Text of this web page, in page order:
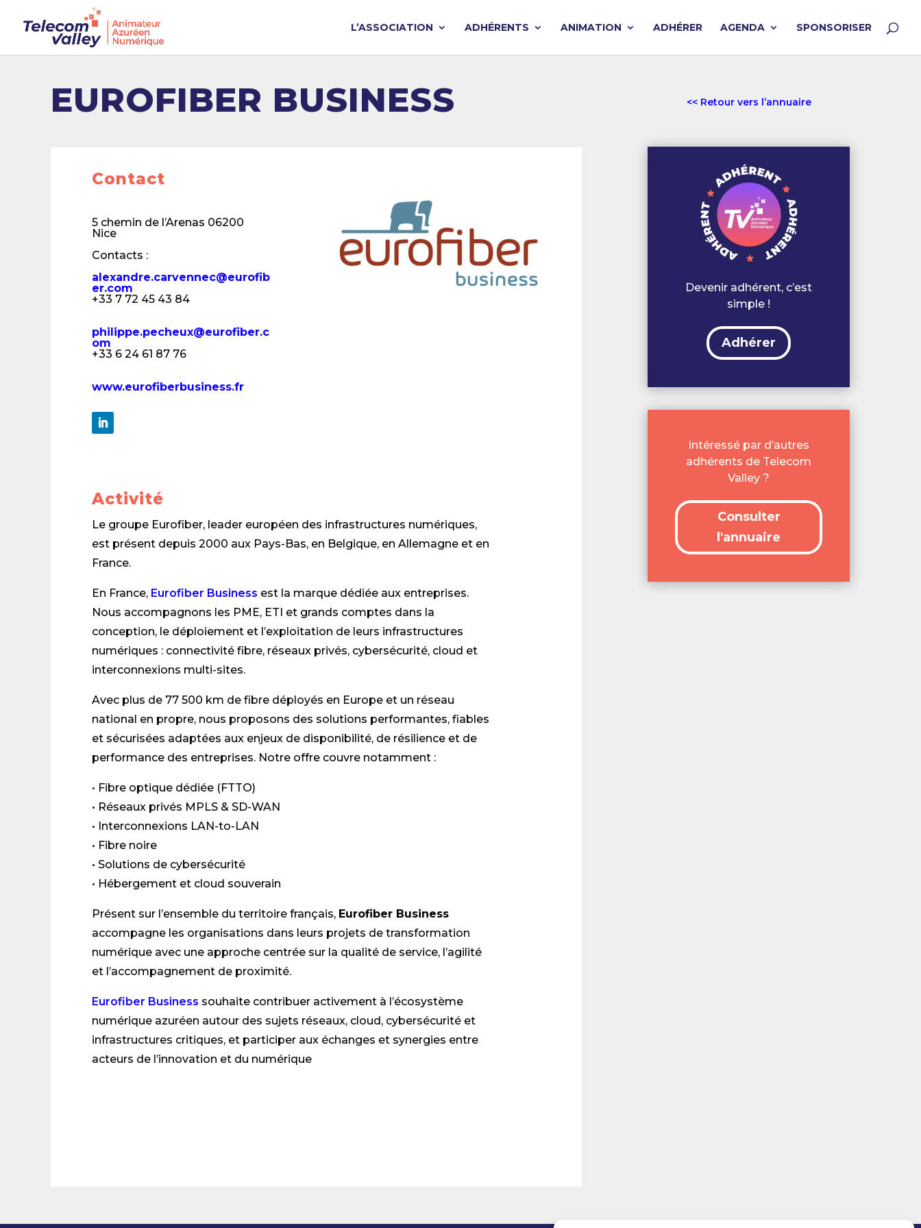
L’ASSOCIATION ADHÉRENTS ANIMATION ADHÉRER AGENDA SPONSORISER
EUROFIBER BUSINESS << Retour vers l’annuaire
Contact
5 chemin de l’Arenas 06200
Nice
Contacts :
alexandre.carvennec@eurofib
er.com
+33 7 72 45 43 84
philippe.pecheux@eurofiber.c
om
+33 6 24 61 87 76
www.eurofiberbusiness.fr
Activité
Le groupe Eurofiber, leader européen des infrastructures numériques,
est présent depuis 2000 aux Pays-Bas, en Belgique, en Allemagne et en
France.
En France, Eurofiber Business est la marque dédiée aux entreprises.
Nous accompagnons les PME, ETI et grands comptes dans la
conception, le déploiement et l’exploitation de leurs infrastructures
numériques : connectivité fibre, réseaux privés, cybersécurité, cloud et
interconnexions multi-sites.
Avec plus de 77 500 km de fibre déployés en Europe et un réseau
national en propre, nous proposons des solutions performantes, fiables
et sécurisées adaptées aux enjeux de disponibilité, de résilience et de
performance des entreprises. Notre offre couvre notamment :
• Fibre optique dédiée (FTTO)
• Réseaux privés MPLS & SD-WAN
• Interconnexions LAN-to-LAN
• Fibre noire
• Solutions de cybersécurité
• Hébergement et cloud souverain
Présent sur l’ensemble du territoire français, Eurofiber Business
accompagne les organisations dans leurs projets de transformation
numérique avec une approche centrée sur la qualité de service, l’agilité
et l’accompagnement de proximité.
Eurofiber Business souhaite contribuer activement à l’écosystème
numérique azuréen autour des sujets réseaux, cloud, cybersécurité et
infrastructures critiques, et participer aux échanges et synergies entre
acteurs de l’innovation et du numérique
Devenir adhérent, c’est
simple !
Adhérer
Intéressé par d’autres
adhérents de Telecom
Valley ?
Consulter
l'annuaire